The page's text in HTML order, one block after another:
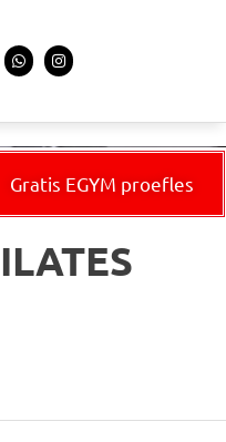
Gratis EGYM proefles